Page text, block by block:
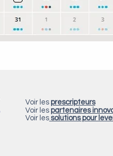
Voir les prescripteurs
Voir les partenaires
Voir les solutions pour